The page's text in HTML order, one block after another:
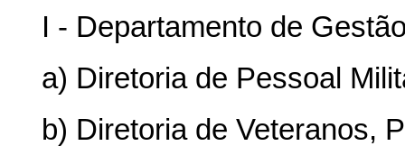
I - Departamento de
a) Diretoria de Pessoal
b) Diretoria de Veteranos,